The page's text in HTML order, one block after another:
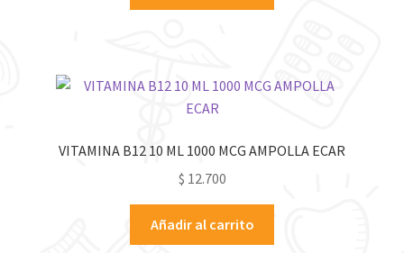
VITAMINA B12 10 ML 1000 MCG AMPOLLA ECAR
$ 12.700
Añadir al carrito